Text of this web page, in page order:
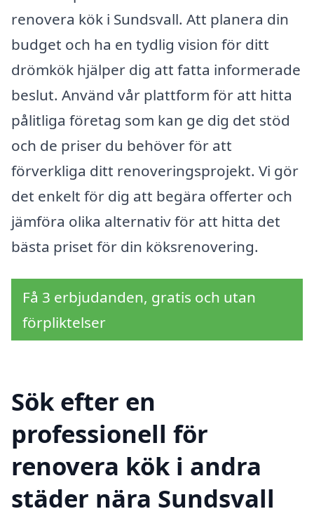
renovera kök i Sundsvall. Att planera din
budget och ha en tydlig vision för ditt
drömkök hjälper dig att fatta informerade
beslut. Använd vår plattform för att hitta
pålitliga företag som kan ge dig det stöd
och de priser du behöver för att
förverkliga ditt renoveringsprojekt. Vi gör
det enkelt för dig att begära offerter och
jämföra olika alternativ för att hitta det
bästa priset för din köksrenovering.
Få 3 erbjudanden, gratis och utan
förpliktelser
Sök efter en
professionell för
renovera kök i andra
städer nära Sundsvall